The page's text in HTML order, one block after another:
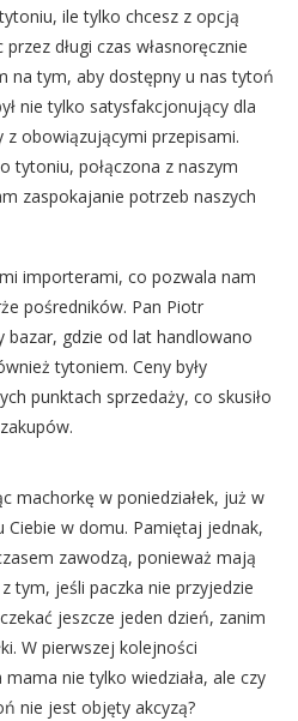
ile tylko chcesz z opcją
długi czas własnoręcznie
na tym, aby dostępny u nas tytoń
nie tylko satysfakcjonujący dla
obowiązującymi przepisami.
tytoniu, połączona z naszym
zaspokajanie potrzeb naszych
importerami, co pozwala nam
pośredników. Pan Piotr
bazar, gdzie od lat handlowano
tytoniem. Ceny były
punktach sprzedaży, co skusiło
machorkę w poniedziałek, już w
Ciebie w domu. Pamiętaj jednak,
zawodzą, ponieważ mają
tym, jeśli paczka nie przyjedzie
jeszcze jeden dzień, zanim
W pierwszej kolejności
mama nie tylko wiedziała, ale czy
nie jest objęty akcyzą?